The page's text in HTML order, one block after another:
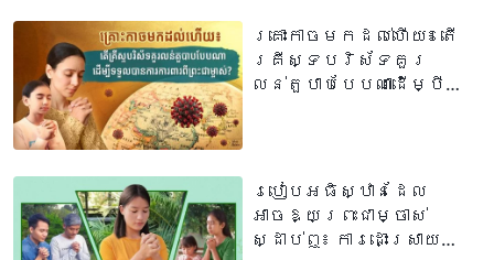
គ្រោះកាចមកដល់ហើយ៖ តើ
គ្រីស្ទបរិស័ទគួរ
លន់តួបាបបែបណាដើម្បី
របៀបអធិស្ឋានដែល
អាចឱ្យព្រះជាម្ចាស់
ស្ដាប់ឮ៖ ការដោះស្រាយ